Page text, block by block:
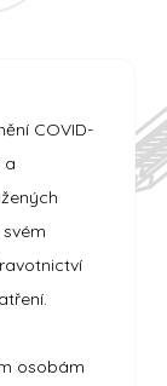
COVID-
a
osobám